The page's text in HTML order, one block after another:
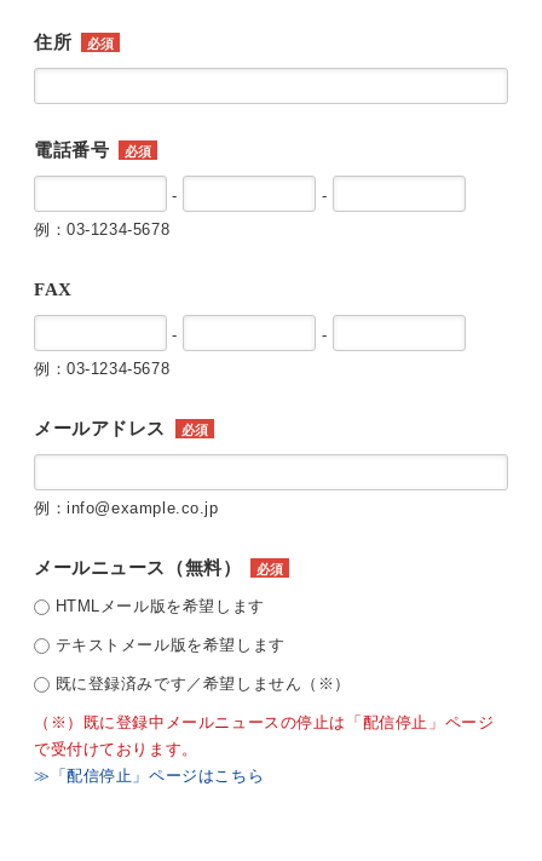
住所 必須
電話番号 必須
-
-
例：03-1234-5678
FAX
-
-
例：03-1234-5678
メールアドレス 必須
例：info@example.co.jp
メールニュース（無料） 必須
HTMLメール版を希望します
テキストメール版を希望します
既に登録済みです／希望しません（※）
（※）既に登録中メールニュースの停止は「配信停止」ページ
で受付けております。
≫「配信停止」ページはこちら